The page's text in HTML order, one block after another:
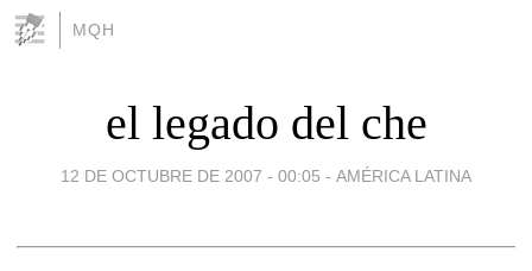
MQH
el legado del che
12 DE OCTUBRE DE 2007 - 00:05 - AMÉRICA LATINA